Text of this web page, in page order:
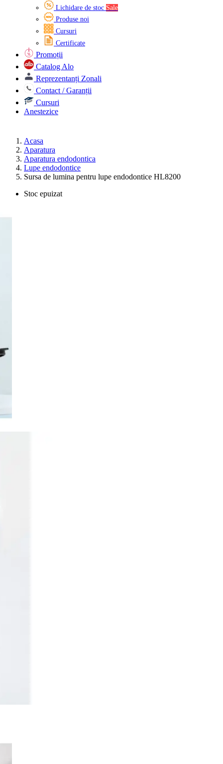
Lichidare de stoc Sale
Produse noi
Cursuri
Certificate
Promoții
Catalog Alo
Reprezentanți Zonali
Contact / Garanții
Cursuri
Anestezice
Acasa
Aparatura
Aparatura endodontica
Lupe endodontice
Sursa de lumina pentru lupe endodontice HL8200
Stoc epuizat